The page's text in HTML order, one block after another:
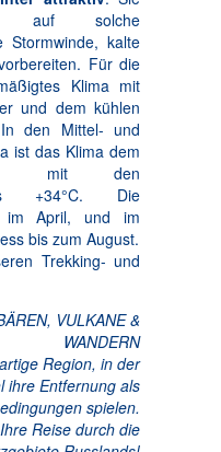
auf solche
Stormwinde, kalte
Für die
Klima mit
und dem kühlen
den Mittel- und
ist das Klima dem
mit den
+34°C. Die
im April, und im
bis zum August.
Trekking- und
VULKANE &
WANDERN
Region, in der
ihre Entfernung als
spielen.
Reise durch die